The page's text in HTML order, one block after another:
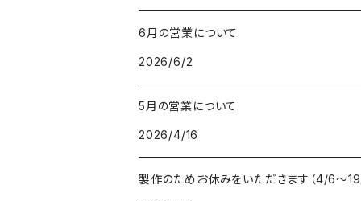
6月の営業について
2026/6/2
5月の営業について
2026/4/16
製作のためお休みをいただきます（4/6〜19